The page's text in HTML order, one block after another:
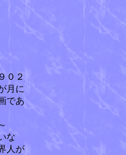
０２
月に
であ
な
人が